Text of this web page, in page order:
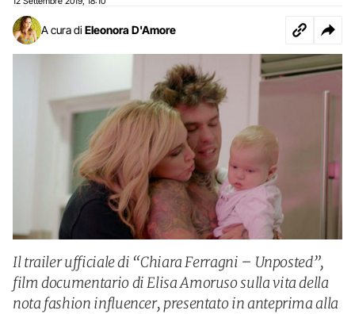
A cura di Eleonora D'Amore
Il trailer ufficiale di “Chiara Ferragni – Unposted”,
film documentario di Elisa Amoruso sulla vita della
nota fashion influencer, presentato in anteprima alla